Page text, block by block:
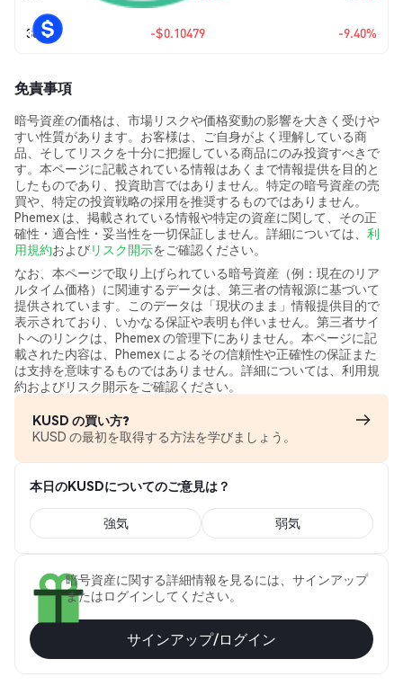
30日 -$0.10479 -9.40%
免責事項
暗号資産の価格は、市場リスクや価格変動の影響を大きく受けや
すい性質があります。お客様は、ご自身がよく理解している商
品、そしてリスクを十分に把握している商品にのみ投資すべきで
す。本ページに記載されている情報はあくまで情報提供を目的と
したものであり、投資助言ではありません。特定の暗号資産の売
買や、特定の投資戦略の採用を推奨するものではありません。
Phemex は、掲載されている情報や特定の資産に関して、その正
確性・適合性・妥当性を一切保証しません。詳細については、 利
用規約およびリスク開示をご確認ください。
なお、本ページで取り上げられている暗号資産（例：現在のリア
ルタイム価格）に関連するデータは、第三者の情報源に基づいて
提供されています。このデータは「現状のまま」情報提供目的で
表示されており、いかなる保証や表明も伴いません。第三者サイ
トへのリンクは、Phemex の管理下にありません。本ページに記
載された内容は、Phemex によるその信頼性や正確性の保証また
は支持を意味するものではありません。詳細については、利用規
約およびリスク開示をご確認ください。
KUSD の買い方?
KUSD の最初を取得する方法を学びましょう。
本日のKUSDについてのご意見は？
強気 弱気
暗号資産に関する詳細情報を見るには、サインアップ
またはログインしてください。
サインアップ/ログイン